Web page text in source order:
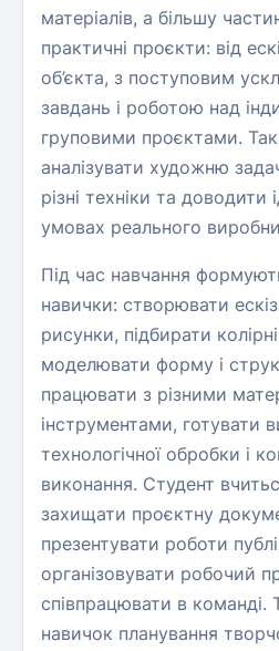
матеріалів, а більшу
практичні проєкти: від
об’єкта, з поступовим
завдань і роботою над
груповими проєктами.
аналізувати художню
різні техніки та доводити
умовах реального
Під час навчання
навички: створювати
рисунки, підбирати
моделювати форму і
працювати з різними
інструментами, готувати
технологічної обробки і
виконання. Студент
захищати проєктну
презентувати роботи
організовувати робочий
співпрацювати в команді.
навичок планування